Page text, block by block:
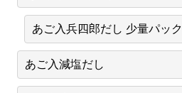
あご入兵四郎だし 少量パック
あご入減塩だし